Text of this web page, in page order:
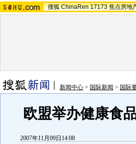
搜狐 ChinaRen 17173 焦点房地
新闻中心 > 国际新闻 > 国际
欧盟举办健康食
2007年11月09日14:08